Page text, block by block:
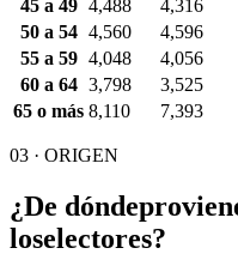
45 a 49 4,488 4,316
50 a 54 4,560 4,596
55 a 59 4,048 4,056
60 a 64 3,798 3,525
65 o más 8,110 7,393
03 · ORIGEN
¿De dónde
loselectores?